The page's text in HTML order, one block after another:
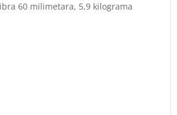
60 milimetara, 5,9 kilograma